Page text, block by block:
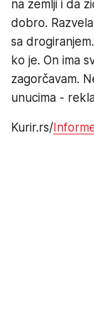
na zemlji i da
dobro.
sa
ko je. On ima
zagorčavam.
unucima -
Kurir.rs/